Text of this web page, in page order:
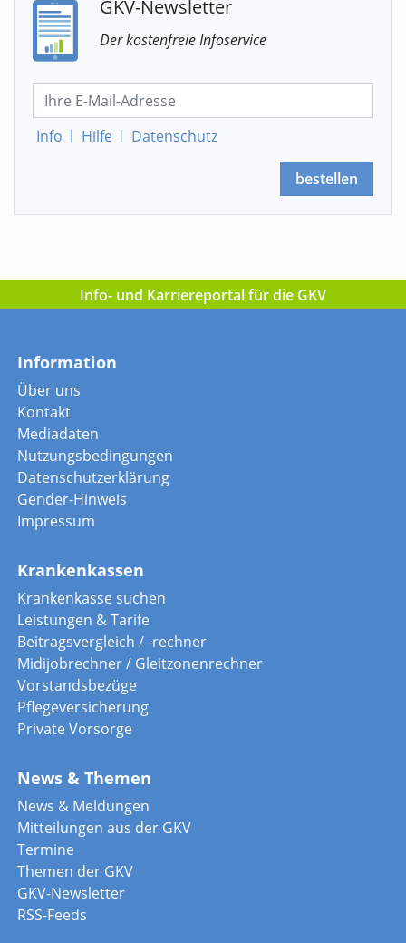
GKV-Newsletter
Der kostenfreie Infoservice
Info | Hilfe | Datenschutz
bestellen
Info- und Karriereportal für die GKV
Information
Über uns
Kontakt
Mediadaten
Nutzungsbedingungen
Datenschutzerklärung
Gender-Hinweis
Impressum
Krankenkassen
Krankenkasse suchen
Leistungen & Tarife
Beitragsvergleich / -rechner
Midijobrechner / Gleitzonenrechner
Vorstandsbezüge
Pflegeversicherung
Private Vorsorge
News & Themen
News & Meldungen
Mitteilungen aus der GKV
Termine
Themen der GKV
GKV-Newsletter
RSS-Feeds